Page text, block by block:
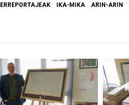
ERREPORTAJEAK IKA-MIKA ARIN-ARIN